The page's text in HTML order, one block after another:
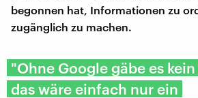
begonnen hat, Informationen zu
zugänglich zu machen.
"Ohne Google gäbe es
das wäre einfach nur ein